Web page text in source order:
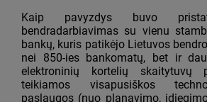
Kaip pavyzdys buvo
bendradarbiavimas su vienu
bankų, kuris patikėjo Lietuvos
nei 850-ies bankomatų, bet ir
elektroninių kortelių skaitytuvų
teikiamos visapusiškos
paslaugos (nuo planavimo,